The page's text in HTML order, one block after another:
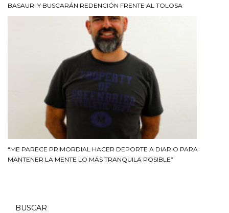
BASAURI Y BUSCARÁN REDENCIÓN FRENTE AL TOLOSA
“ME PARECE PRIMORDIAL HACER DEPORTE A DIARIO PARA
MANTENER LA MENTE LO MÁS TRANQUILA POSIBLE”
BUSCAR